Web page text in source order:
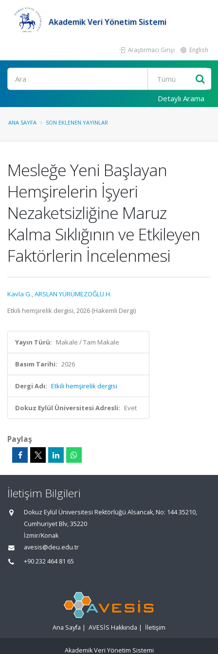
Akademik Veri Yönetim Sistemi
Araştırmacı Girişi English
Ara
Detaylı Arama
ANA SAYFA SON EKLENEN YAYINLAR
Mesleğe Yeni Başlayan
Hemşirelerin İşyeri
Nezaketsizliğine Maruz
Kalma Sıklığının ve Etkileyen
Faktörlerin İncelenmesi
Kavla G.,ARSLAN YÜRÜMEZOĞLU H.
Etkili hemşirelik dergisi, 2026 (Hakemli Dergi)
Yayın Türü: Makale / Tam Makale
Basım Tarihi: 2026
Dergi Adı: Etkili hemşirelik dergisi
Dokuz Eylül Üniversitesi Adresli: Evet
Paylaş
İletişim Bilgileri
Dokuz Eylül Üniversitesi Rektörlüğü Alsancak, No: 144 35210,
Cumhuriyet Blv, 35220
İzmir/Konak
avesis@deu.edu.tr
+90 232 464 81 65
Ana Sayfa | AVESİS Hakkında | İletişim
Akademik Veri Yönetim Sistemi